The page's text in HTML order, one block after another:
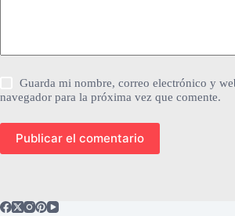
Guarda mi nombre, correo electrónico y
navegador para la próxima vez que comente.
Publicar el comentario